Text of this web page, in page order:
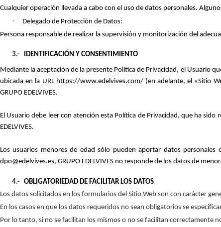
Cualquier operación llevada a cabo con el uso de datos personales.
·
Delegado de Protección de Datos:
Persona responsable de realizar la supervisión y monitorización del
3.- IDENTIFICACIÓN Y CONSENTIMIENTO
Mediante la aceptación de la presente Política de Privacidad, el Usuario
ubicada en la URL https://www.edelvives.com/ (en adelante, el «Sitio
GRUPO EDELVIVES.
El Usuario debe leer con atención esta Política de Privacidad, que ha
EDELVIVES.
Los usuarios menores de edad sólo pueden aportar datos
dpo@edelvives.es, GRUPO EDELVIVES no responde de los datos de
4.- OBLIGATORIEDAD DE FACILITAR LOS DATOS
Los datos solicitados en los formularios del Sitio Web son con carácter
En los casos en que los datos requeridos no sean obligatorios se
Por lo tanto, si no se facilitan los mismos o no se facilitan correctamente